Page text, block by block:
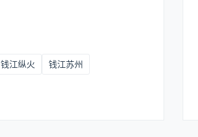
钱江纵火
钱江苏州